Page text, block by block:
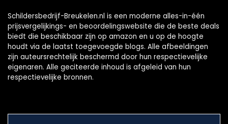
Schildersbedrijf-Breukelen.nl is een moderne alles-in-één
prijsvergelijkings- en beoordelingswebsite die de beste deals
biedt die beschikbaar zijn op amazon en u op de hoogte
houdt via de laatst toegevoegde blogs. Alle afbeeldingen
zijn auteursrechtelijk beschermd door hun respectievelijke
eigenaren. Alle geciteerde inhoud is afgeleid van hun
respectievelijke bronnen.